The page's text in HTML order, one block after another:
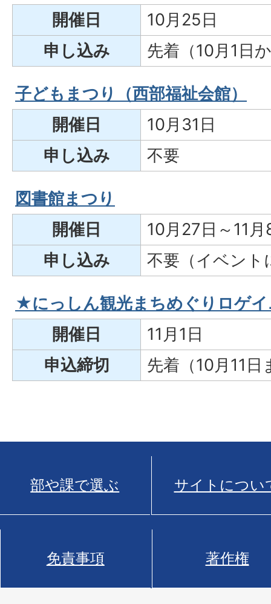
開催日
10月25日
申し込み
先着（10月1日
子どもまつり（西部福祉会館）
開催日
10月31日
申し込み
不要
図書館まつり
開催日
10月27日～11月
申し込み
不要（イベント
★にっしん観光まちめぐりロゲ
開催日
11月1日
申込締切
先着（10月11日
部や課で選ぶ サイトについ
免責事項 著作権